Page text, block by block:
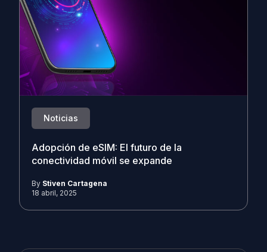
Noticias
Adopción de eSIM: El futuro de la
conectividad móvil se expande
By Stiven Cartagena
18 abril, 2025